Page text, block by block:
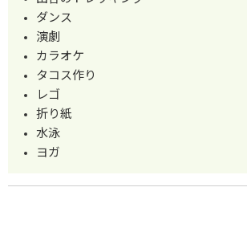
ダンス
演劇
カラオケ
タコス作り
レゴ
折り紙
水泳
ヨガ